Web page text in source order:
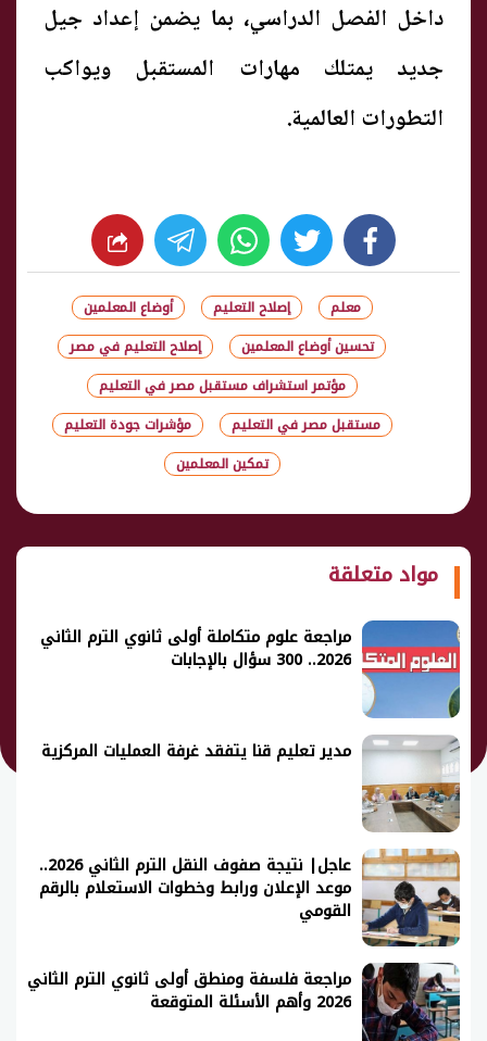
داخل الفصل الدراسي، بما يضمن إعداد جيل
جديد يمتلك مهارات المستقبل ويواكب
التطورات العالمية.
facebook
twitter
whats
معلم إصلاح التعليم
أوضاع المعلمين
تحسين أوضاع المعلمين
إصلاح التعليم في مصر
مؤتمر استشراف مستقبل مصر في التعليم
مستقبل مصر في التعليم
مؤشرات جودة التعليم
تمكين المعلمين
مواد متعلقة
مراجعة علوم متكاملة أولى ثانوي الترم الثاني
2026.. 300 سؤال بالإجابات
مدير تعليم قنا يتفقد غرفة العمليات المركزية
عاجل| نتيجة صفوف النقل الترم الثاني 2026..
موعد الإعلان ورابط وخطوات الاستعلام بالرقم
القومي
مراجعة فلسفة ومنطق أولى ثانوي الترم الثاني
2026 وأهم الأسئلة المتوقعة